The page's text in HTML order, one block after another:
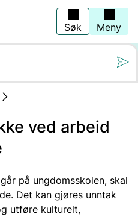
Søk Meny
ved arbeid
på ungdomsskolen, skal
Det kan gjøres unntak
utføre kulturelt,